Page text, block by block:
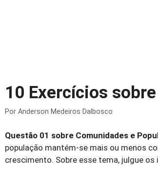
10 Exercícios
Por Anderson Medeiros Dalbosco
Questão 01 sobre Comunidades e
população mantém-se mais ou menos
crescimento. Sobre esse tema, julgue os